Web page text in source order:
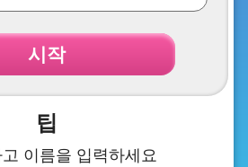
시작
팁
이름을 입력하세요